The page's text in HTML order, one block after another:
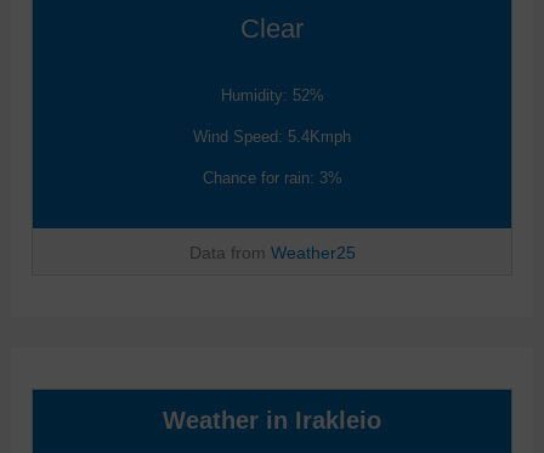
Clear
Humidity: 52%
Wind Speed: 5.4Kmph
Chance for rain: 3%
Data from Weather25
Weather in Irakleio